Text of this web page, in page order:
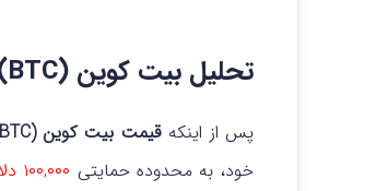
تحلیل بیت کوین (BTC)
پس از اینکهقیمت بیت کوین (BTC)
خود، به محدوده حمایتی